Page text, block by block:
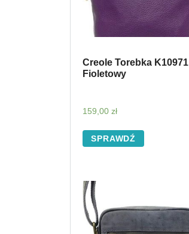
Creole Torebka K10971
Fioletowy
159,00 zł
SPRAWDŹ